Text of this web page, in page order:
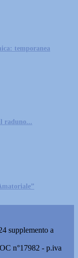
temporanea
raduno...
supplemento a
n°17982 - p.iva